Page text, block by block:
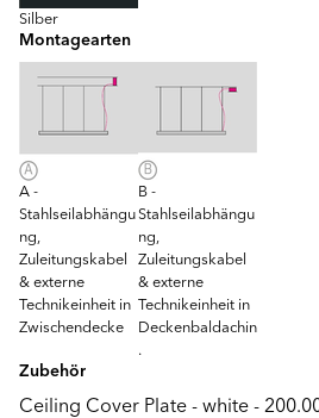
Silber
Montagearten
A -
Stahlseilabhängu
ng,
Zuleitungskabel
& externe
Technikeinheit in
Zwischendecke
B -
Stahlseilabhängu
ng,
Zuleitungskabel
& externe
Technikeinheit in
Deckenbaldachin
.
Zubehör
Ceiling Cover Plate - white -